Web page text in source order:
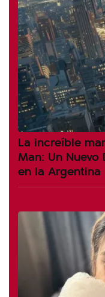
La increíble
Man: Un
en la Argentina